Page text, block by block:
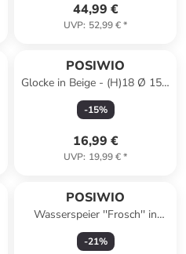
44,99 €
UVP: 52,99 €*
POSIWIO
Glocke in Beige - (H)18 Ø 15,5
cm
-15%
16,99 €
UVP: 19,99 €*
POSIWIO
Wasserspeier ''Frosch'' in
Braun - (B)7 x (H)9 x (T)6,5
cm
-21%